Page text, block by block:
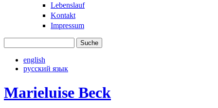
Lebenslauf
Kontakt
Impressum
english
русский язык
Marieluise Beck